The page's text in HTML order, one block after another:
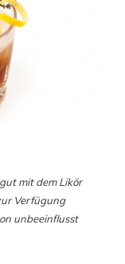
mit dem Likör
Verfügung
unbeeinflusst